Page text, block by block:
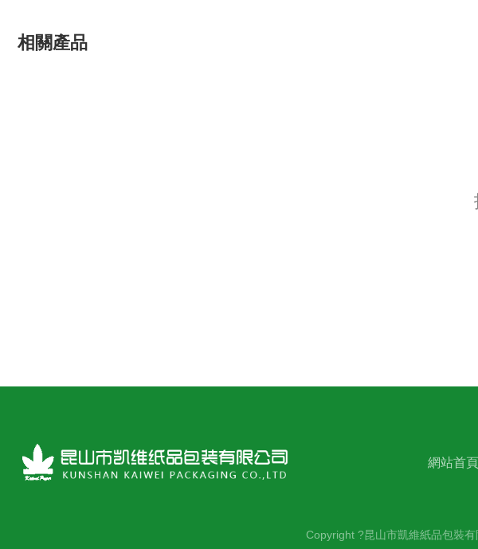
相關產品
網站首頁
Copyright ?昆山市凱維紙品包裝